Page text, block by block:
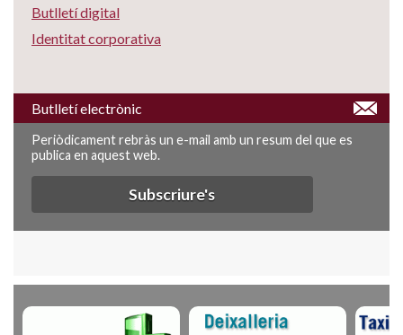
Butlletí digital
Identitat corporativa
Butlletí electrònic
Periòdicament rebràs un e-mail amb un resum del que es
publica en aquest web.
Subscriure's